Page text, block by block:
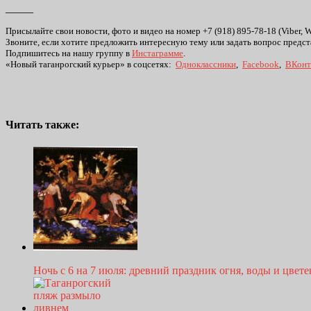
Присылайте свои новости, фото и видео на номер +7 (918) 895-78-18 (Viber,
Звоните, если хотите предложить интересную тему или задать вопрос
Подпишитесь на нашу группу в Инстаграмме.
«Новый таганрогский курьер» в соцсетях: Одноклассники, Facebook,
Читать также:
Ночь с 6 на 7 июля: древний праздник огня, воды и